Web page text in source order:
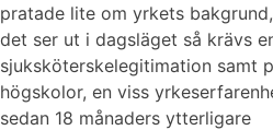
pratade lite om yrkets
det ser ut i dagsläget så krävs
sjuksköterskelegitimation samt
högskolor, en viss
sedan 18 månaders ytterligare